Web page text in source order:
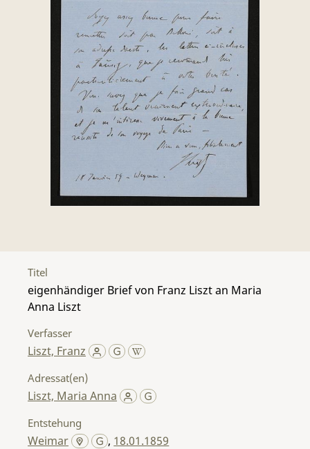
Titel
eigenhändiger Brief von Franz Liszt an Maria
Anna Liszt
Verfasser
Liszt, Franz
Adressat(en)
Liszt, Maria Anna
Entstehung
Weimar , 18.01.1859